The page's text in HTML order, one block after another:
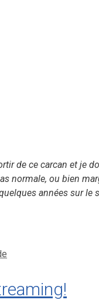
de ce carcan et je
normale, ou bien
années sur le